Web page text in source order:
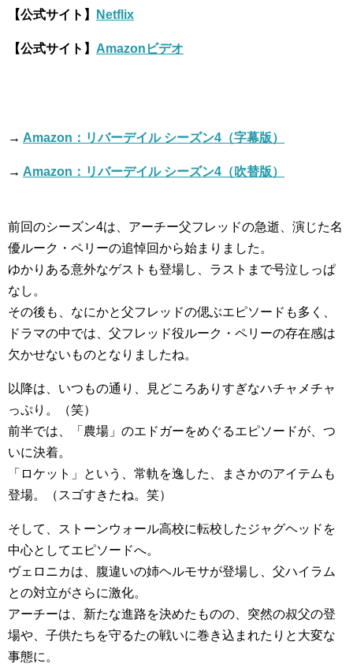
【公式サイト】 Netflix
【公式サイト】 Amazonビデオ
→ Amazon：リバーデイル シーズン4（字幕版）
→ Amazon：リバーデイル シーズン4（吹替版）
前回のシーズン4は、アーチー父フレッドの急逝、演じた名
優ルーク・ペリーの追悼回から始まりました。
ゆかりある意外なゲストも登場し、ラストまで号泣しっぱ
なし。
その後も、なにかと父フレッドの偲ぶエピソードも多く、
ドラマの中では、父フレッド役ルーク・ペリーの存在感は
欠かせないものとなりましたね。
以降は、いつもの通り、見どころありすぎなハチャメチャ
っぷり。（笑）
前半では、「農場」のエドガーをめぐるエピソードが、つ
いに決着。
「ロケット」という、常軌を逸した、まさかのアイテムも
登場。（スゴすきたね。笑）
そして、ストーンウォール高校に転校したジャグヘッドを
中心としてエピソードへ。
ヴェロニカは、腹違いの姉ヘルモサが登場し、父ハイラム
との対立がさらに激化。
アーチーは、新たな進路を決めたものの、突然の叔父の登
場や、子供たちを守るたの戦いに巻き込まれたりと大変な
事態に。